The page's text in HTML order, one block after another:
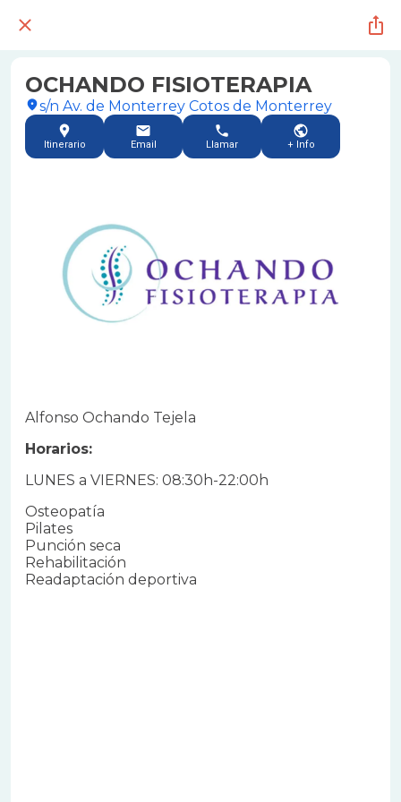
OCHANDO FISIOTERAPIA
s/n Av. de Monterrey Cotos de Monterrey
Itinerario Email Llamar + Info
Alfonso Ochando Tejela
Horarios:
LUNES a VIERNES: 08:30h-22:00h
Osteopatía
Pilates
Punción seca
Rehabilitación
Readaptación deportiva